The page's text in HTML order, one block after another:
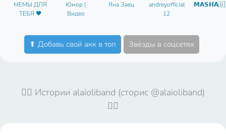
МЕМЫ ДЛЯ
ТЕБЯ 🖤
Юмор |
Видео
Яна Заец
andreyofficial
12
⬆ Добавь свой акк в топ Звёзды в соцсетях
🤦‍♀️ Истории alaioliband (сторис @alaioliband)
🤦‍♀️